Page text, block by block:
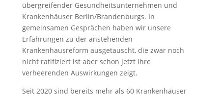
übergreifender Gesundheitsunternehmen und
Krankenhäuser Berlin/Brandenburgs. In
gemeinsamen Gesprächen haben wir unsere
Erfahrungen zu der anstehenden
Krankenhausreform ausgetauscht, die zwar noch
nicht ratifiziert ist aber schon jetzt ihre
verheerenden Auswirkungen zeigt.
Seit 2020 sind bereits mehr als 60 Krankenhäuser